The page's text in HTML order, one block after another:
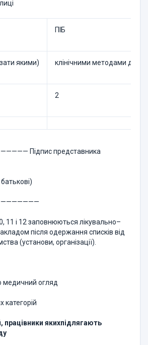
ПІБ
якими) клінічними методами
2
Підпис представника
11 і 12 заповнюються лікувально–
після одержання списків від
(установи, організації).
медичний огляд
категорій
працівники якихпідлягають